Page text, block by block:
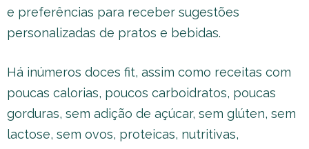
e preferências para receber sugestões
personalizadas de pratos e bebidas.
Há inúmeros doces fit, assim como receitas com
poucas calorias, poucos carboidratos, poucas
gorduras, sem adição de açúcar, sem glúten, sem
lactose, sem ovos, proteicas, nutritivas,